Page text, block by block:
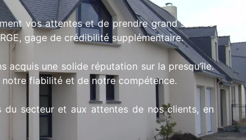
vos attentes et de prendre grand soin de
gage de crédibilité supplémentaire.
acquis une solide réputation sur la presqu’île.
fiabilité et de notre compétence.
secteur et aux attentes de nos clients, en